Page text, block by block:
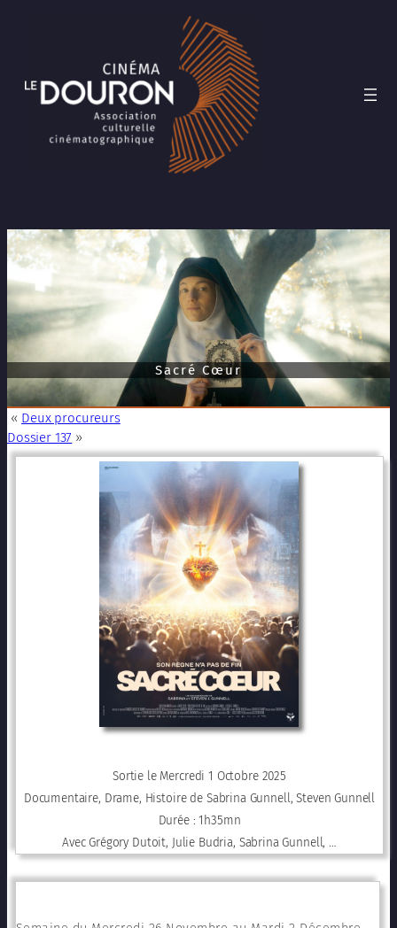
Sacré Cœur
« Deux procureurs
Dossier 137 »
Sortie le Mercredi 1 Octobre 2025
Documentaire, Drame, Histoire de Sabrina Gunnell, Steven Gunnell
Durée : 1h35mn
Avec Grégory Dutoit, Julie Budria, Sabrina Gunnell, …